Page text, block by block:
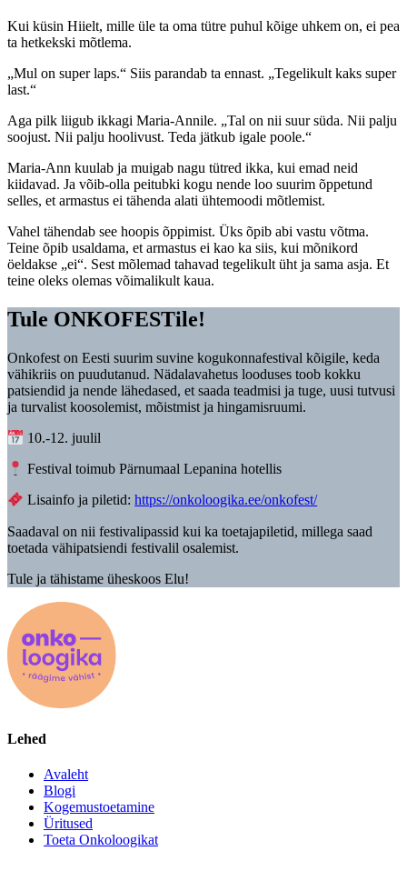
Kui küsin Hiielt, mille üle ta oma tütre puhul kõige uhkem on, ei pea
ta hetkekski mõtlema.
„Mul on super laps.“ Siis parandab ta ennast. „Tegelikult kaks super
last.“
Aga pilk liigub ikkagi Maria-Annile. „Tal on nii suur süda. Nii palju
soojust. Nii palju hoolivust. Teda jätkub igale poole.“
Maria-Ann kuulab ja muigab nagu tütred ikka, kui emad neid
kiidavad. Ja võib-olla peitubki kogu nende loo suurim õppetund
selles, et armastus ei tähenda alati ühtemoodi mõtlemist.
Vahel tähendab see hoopis õppimist. Üks õpib abi vastu võtma.
Teine õpib usaldama, et armastus ei kao ka siis, kui mõnikord
öeldakse „ei“. Sest mõlemad tahavad tegelikult üht ja sama asja. Et
teine oleks olemas võimalikult kaua.
Tule ONKOFESTile!
Onkofest on Eesti suurim suvine kogukonnafestival kõigile, keda
vähikriis on puudutanud. Nädalavahetus looduses toob kokku
patsiendid ja nende lähedased, et saada teadmisi ja tuge, uusi tutvusi
ja turvalist koosolemist, mõistmist ja hingamisruumi.
10.-12. juulil
Festival toimub Pärnumaal Lepanina hotellis
Lisainfo ja piletid:https://onkoloogika.ee/onkofest/
Saadaval on nii festivalipassid kui ka toetajapiletid, millega saad
toetada vähipatsiendi festivalil osalemist.
Tule ja tähistame üheskoos Elu!
Lehed
Avaleht
Blogi
Kogemustoetamine
Üritused
Toeta Onkoloogikat